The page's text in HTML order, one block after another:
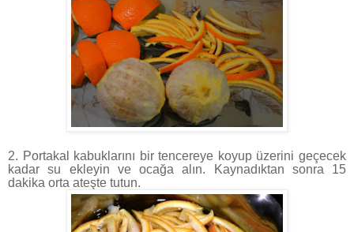
2. Portakal kabuklarını bir tencereye koyup üzerini geçecek
kadar su ekleyin ve ocağa alın. Kaynadıktan sonra 15
dakika orta ateşte tutun.